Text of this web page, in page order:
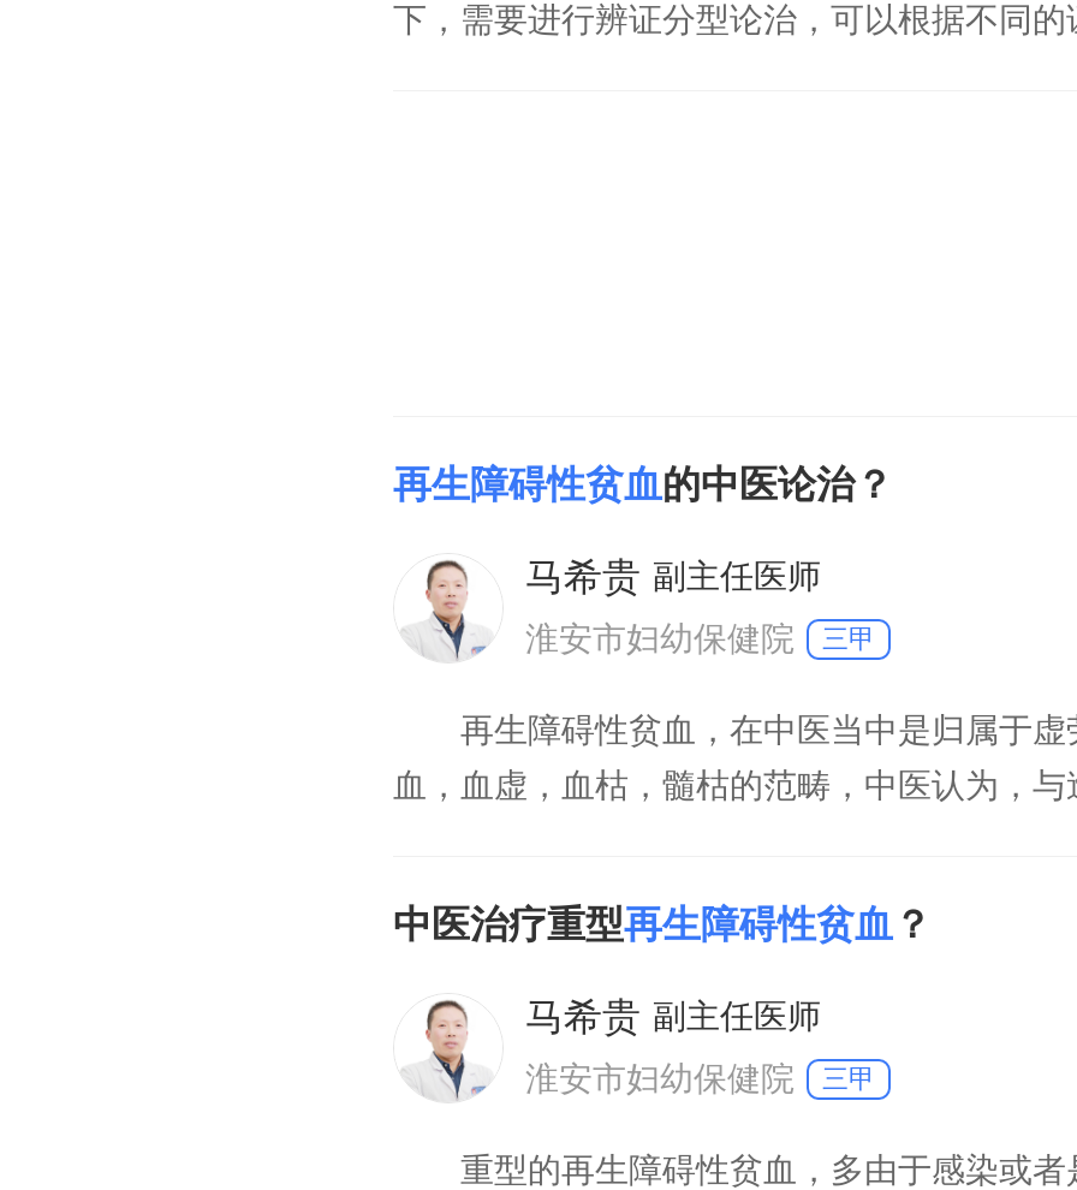
下，需要进行辨证分型论治，可以根据不同的
再生障碍性贫血的中医论治？
马希贵 副主任医师
淮安市妇幼保健院
三甲
再生障碍性贫血，在中医当中是归属于虚
血，血虚，血枯，髓枯的范畴，中医认为，与
及其他因素影响到这些脏腑的造血功能的时
发生再生障碍性贫血。中医可以对再生障碍
辩证分型，通常可以分为髓枯型，多是指的
碍性贫血，还可
中医治疗重型再生障碍性贫血 ？
马希贵 副主任医师
淮安市妇幼保健院
三甲
重型的再生障碍性贫血，多由于感染或者